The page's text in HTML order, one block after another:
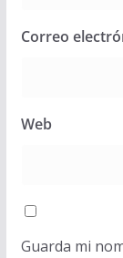
Correo
Web
Guarda mi